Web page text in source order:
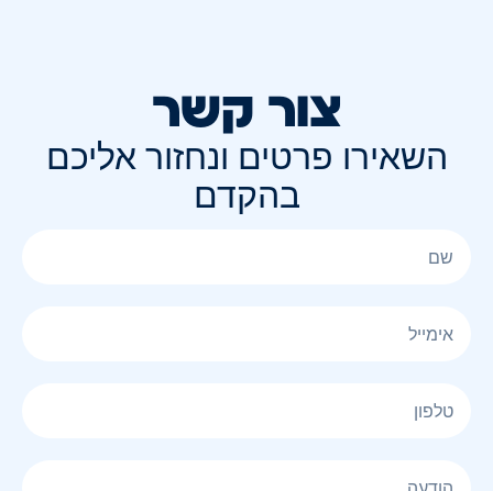
צור קשר
השאירו פרטים ונחזור אליכם
בהקדם